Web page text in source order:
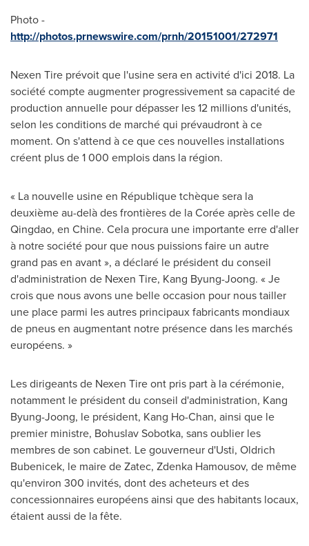
Photo -
http://photos.prnewswire.com/prnh/20151001/272971
Nexen Tire prévoit que l'usine sera en activité d'ici 2018. La
société compte augmenter progressivement sa capacité de
production annuelle pour dépasser les 12 millions d'unités,
selon les conditions de marché qui prévaudront à ce
moment. On s'attend à ce que ces nouvelles installations
créent plus de 1 000 emplois dans la région.
« La nouvelle usine en République tchèque sera la
deuxième au-delà des frontières de la Corée après celle de
Qingdao, en Chine. Cela procura une importante erre d'aller
à notre société pour que nous puissions faire un autre
grand pas en avant », a déclaré le président du conseil
d'administration de Nexen Tire, Kang Byung-Joong. « Je
crois que nous avons une belle occasion pour nous tailler
une place parmi les autres principaux fabricants mondiaux
de pneus en augmentant notre présence dans les marchés
européens. »
Les dirigeants de Nexen Tire ont pris part à la cérémonie,
notamment le président du conseil d'administration, Kang
Byung-Joong, le président, Kang Ho-Chan, ainsi que le
premier ministre, Bohuslav Sobotka, sans oublier les
membres de son cabinet. Le gouverneur d'Usti, Oldrich
Bubenicek, le maire de Zatec, Zdenka Hamousov, de même
qu'environ 300 invités, dont des acheteurs et des
concessionnaires européens ainsi que des habitants locaux,
étaient aussi de la fête.